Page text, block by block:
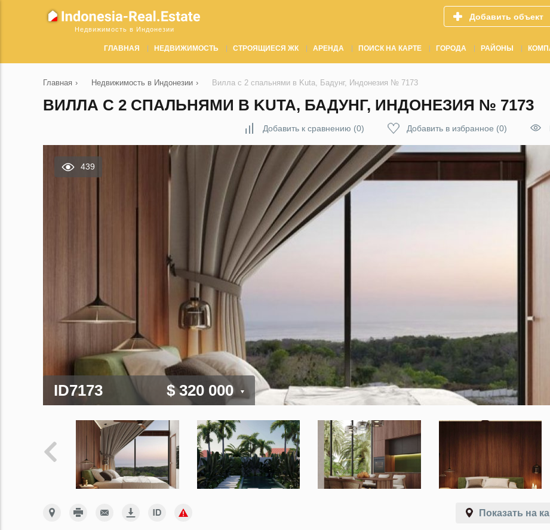
Недвижимость в Индонезии
Добавить объект
ГЛАВНАЯ НЕДВИЖИМОСТЬ СТРОЯЩИЕСЯ ЖК АРЕНДА ПОИСК НА КАРТЕ ГОРОДА РАЙОНЫ
Главная › Недвижимость в Индонезии › Вилла с 2 спальнями в Kuta, Бадунг, Индонезия № 7173
ВИЛЛА С 2 СПАЛЬНЯМИ В KUTA, БАДУНГ, ИНДОНЕЗИЯ № 7173
Добавить к сравнению (0) Добавить в избранное (0)
439
ID7173 $ 320 000
Показать на